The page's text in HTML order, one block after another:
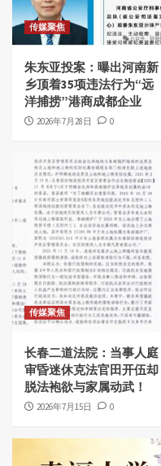
传媒聚焦
朱东亚投案：曝出河南新
乡顶着35项违法行为“远
洋捕捞”港商成都企业
2026年7月28日 0
传媒聚焦
长春二道法院：当事人庭
审昏迷休克法官田开伍却
脱法袍欲与家属动武！
2026年7月15日 0